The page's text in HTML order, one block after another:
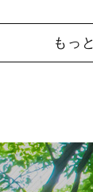
もっ